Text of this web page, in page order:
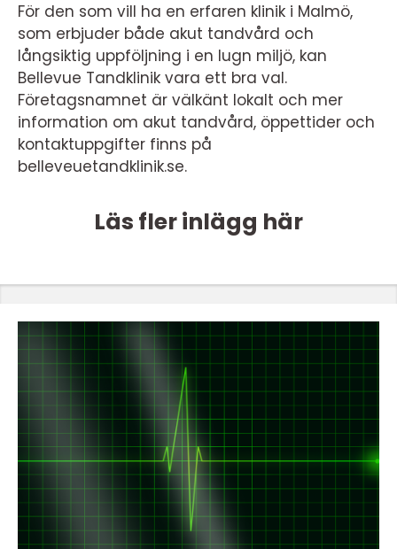
För den som vill ha en erfaren klinik i Malmö,
som erbjuder både akut tandvård och
långsiktig uppföljning i en lugn miljö, kan
Bellevue Tandklinik vara ett bra val.
Företagsnamnet är välkänt lokalt och mer
information om akut tandvård, öppettider och
kontaktuppgifter finns på
belleveuetandklinik.se.
Läs fler inlägg här